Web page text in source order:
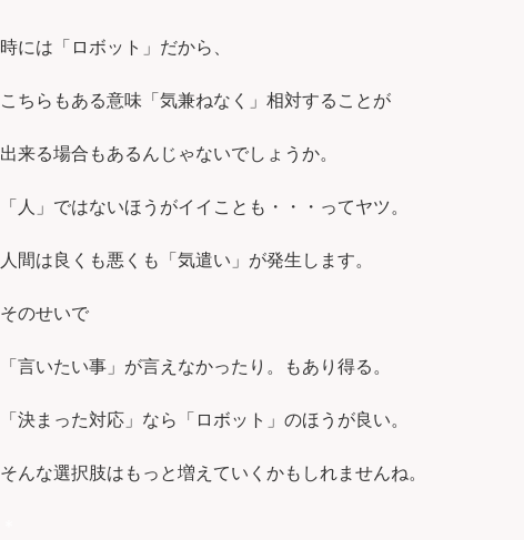
時には「ロボット」だから、
こちらもある意味「気兼ねなく」相対することが
出来る場合もあるんじゃないでしょうか。
「人」ではないほうがイイことも・・・ってヤツ。
人間は良くも悪くも「気遣い」が発生します。
そのせいで
「言いたい事」が言えなかったり。もあり得る。
「決まった対応」なら「ロボット」のほうが良い。
そんな選択肢はもっと増えていくかもしれませんね。